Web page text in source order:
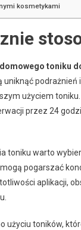
kosmetykami
toniku
uniknąć
użyciem
przez 24
toniku warto
pogarszać
aplikacji,
użyciu toników,